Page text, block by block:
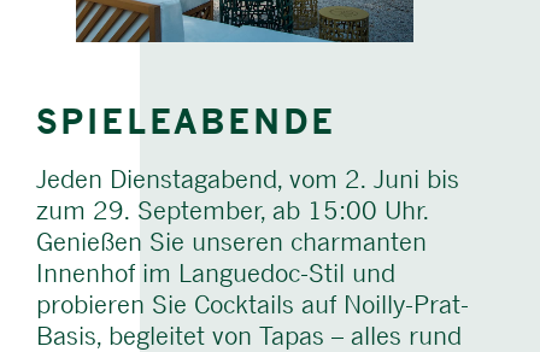
SPIELEABENDE
Jeden Dienstagabend, vom 2. Juni bis
zum 29. September, ab 15:00 Uhr.
Genießen Sie unseren charmanten
Innenhof im Languedoc-Stil und
probieren Sie Cocktails auf Noilly-Prat-
Basis, begleitet von Tapas – alles rund